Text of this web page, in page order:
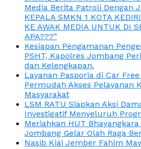
Media Berita Patroli Dengan
KEPALA SMKN 1 KOTA
KE AWAK MEDIA UNTUK DI
APA???”
Kesiapan Pengamanan
PSHT, Kapolres Jombang
dan Kelengkapan.
Layanan Pasporia di Car
Permudah Akses Pelayanan
Masyarakat
LSM RATU Siapkan Aksi
Investigatif Menyeluruh
Meriahkan HUT
Jombang Gelar Olah Raga
Nasib Kiai Jember Fahim